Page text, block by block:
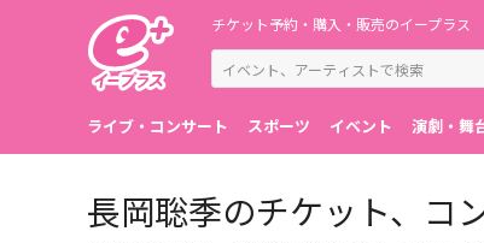
チケット予約・購入・販売のイープラス
ライブ・コンサート スポーツ イベント 演劇・舞
長岡聡季のチケット、コ